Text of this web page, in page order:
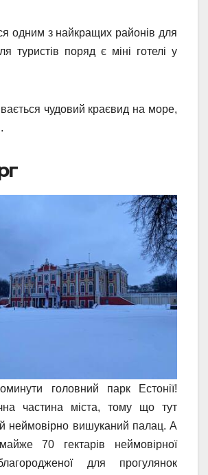
одним з найкращих районів для
туристів поряд є міні готелі у
чудовий краєвид на море,
головний парк Естонії!
частина міста, тому що тут
неймовірно вишуканий палац. А
70 гектарів неймовірної
для прогулянок